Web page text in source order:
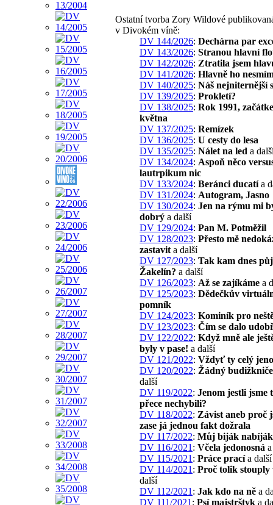
Ostatní tvorba Zory Wildové
v Divokém víně:
DV 144/2026: Dechárna par
DV 143/2026: Stranou hlavní
DV 142/2026: Ztratila jsem
DV 141/2026: Hlavně ho
DV 140/2025: Náš nejniternější
DV 139/2025: Prokletí?
DV 138/2025: Rok 1991,
května
DV 137/2025: Remízek
DV 136/2025: U cesty do lesa
DV 135/2025: Nálet na led a
DV 134/2024: Aspoň něco
lautrpikum nic
DV 133/2024: Beránci ducatía
DV 131/2024: Autogram, Jasno
DV 130/2024: Jen na rýmu mi
dobrý a další
DV 129/2024: Pan M. Potměžil
DV 128/2023: Přesto mě
zastavit a další
DV 127/2023: Tak kam dnes
Žakelín? a další
DV 126/2023: Až se zajíkáme a
DV 125/2023: Dědečkův
pomník
DV 124/2023: Kominík pro
DV 123/2023: Čím se dalo
DV 122/2022: Když mně ale
byly v pase! a další
DV 121/2022: Vždyť ty celý
DV 120/2022: Žádný
další
DV 119/2022: Jenom jestli jsme
přece nechybili?
DV 118/2022: Závist aneb proč
zase já jednou fakt dožrala
DV 117/2022: Můj biják nabíják
DV 116/2021 : Včela jedonosná
DV 115/2021 : Práce pracía další
DV 114/2021 : Proč tolik stouply
další
DV 112/2021 : Jak kdo na ně a
DV 111/2021 : Psí majstrštyk a